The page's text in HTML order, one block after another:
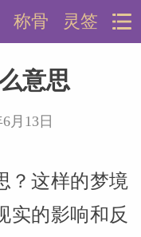
灵签
称骨
意思
月13日
？这样的梦境
实的影响和反